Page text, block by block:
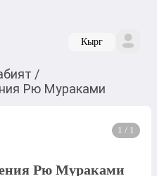
Кырг
/
Рю Мураками
1 / 1
Рю Мураками